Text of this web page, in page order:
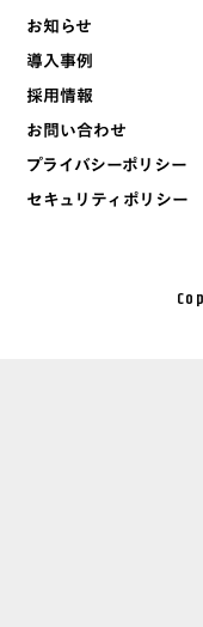
お知らせ
導入事例
採用情報
お問い合わせ
プライバシーポリシー
セキュリティポリシー